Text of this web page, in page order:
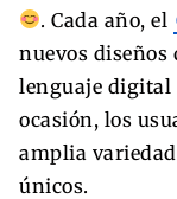
. Cada año, el
nuevos diseños
lenguaje digital
ocasión, los
amplia
únicos.